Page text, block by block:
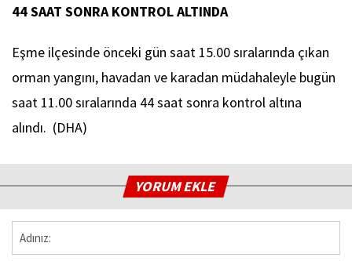
44 SAAT SONRA KONTROL ALTINDA
Eşme ilçesinde önceki gün saat 15.00 sıralarında çıkan
orman yangını, havadan ve karadan müdahaleyle bugün
saat 11.00 sıralarında 44 saat sonra kontrol altına
alındı. (DHA)
YORUM EKLE